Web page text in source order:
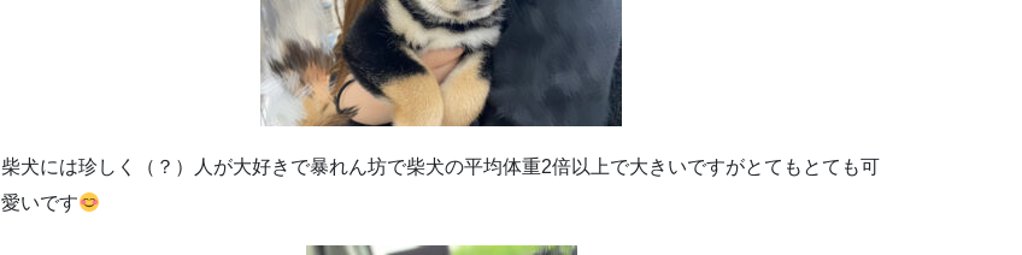
柴犬には珍しく（？）人が大好きで暴れん坊で柴犬の平均体重2倍以上で大きいですがとてもとても可
愛いです